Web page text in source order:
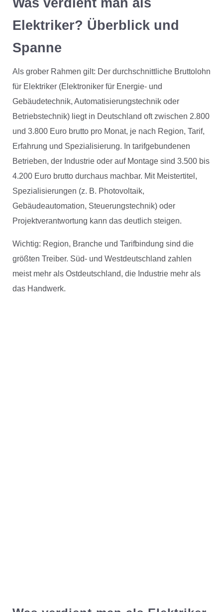
Was verdient man als
Elektriker? Überblick und
Spanne
Als grober Rahmen gilt: Der durchschnittliche Bruttolohn
für Elektriker (Elektroniker für Energie- und
Gebäudetechnik, Automatisierungstechnik oder
Betriebstechnik) liegt in Deutschland oft zwischen 2.800
und 3.800 Euro brutto pro Monat, je nach Region, Tarif,
Erfahrung und Spezialisierung. In tarifgebundenen
Betrieben, der Industrie oder auf Montage sind 3.500 bis
4.200 Euro brutto durchaus machbar. Mit Meistertitel,
Spezialisierungen (z. B. Photovoltaik,
Gebäudeautomation, Steuerungstechnik) oder
Projektverantwortung kann das deutlich steigen.
Wichtig: Region, Branche und Tarifbindung sind die
größten Treiber. Süd- und Westdeutschland zahlen
meist mehr als Ostdeutschland, die Industrie mehr als
das Handwerk.